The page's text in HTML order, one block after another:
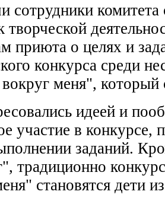
сотрудники
творческой
приюта о целях и
конкурса среди
меня", который
идеей и
участие в конкурсе,
заданий.
традиционно
становятся дети